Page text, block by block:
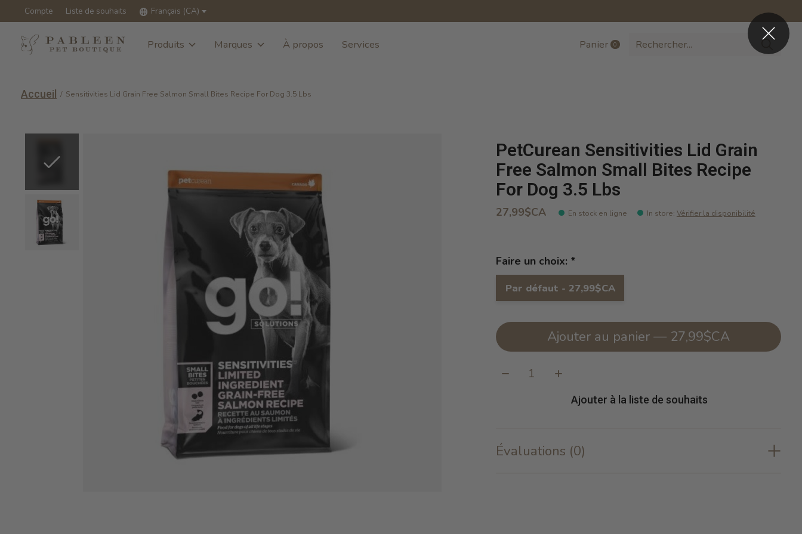
Compte Liste de souhaits Français (CA)
Produits Marques À propos Services Panier 0items
Accueil / Sensitivities Lid Grain Free Salmon Small Bites Recipe For Dog 3.5 Lbs
PetCurean Sensitivities Lid Grain
Free Salmon Small Bites Recipe
For Dog 3.5 Lbs
27,99$CA En stock en ligne In store: Vérifier la disponibilité
Faire un choix: *
Par défaut - 27,99$CA
Ajouter au panier — 27,99$CA
Quantité:
Ajouter à la liste de souhaits
Évaluations (0)